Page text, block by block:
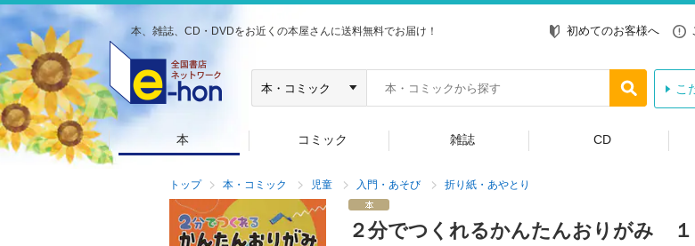
本、雑誌、CD・DVDをお近くの本屋さんに送料無料でお届け！ 初めてのお客様へ
こ
本 コミック 雑誌 CD
トップ 本・コミック 児童 入門・あそび 折り紙・あやとり
２分でつくれるかんたんおりがみ １